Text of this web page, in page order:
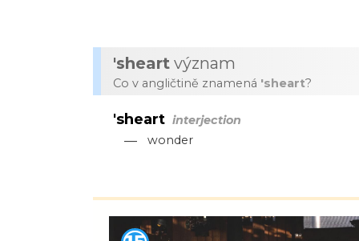
'sheart význam
Co v angličtině znamená 'sheart?
'sheart interjection
— wonder